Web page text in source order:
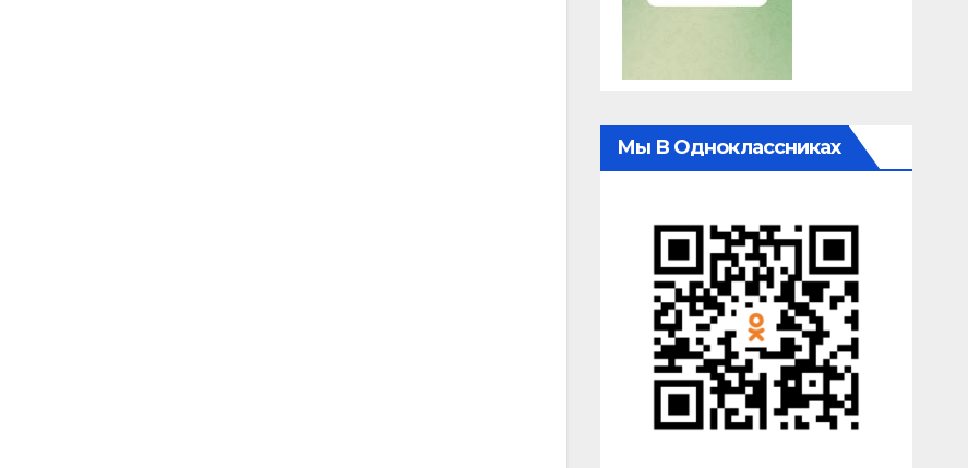
Мы В Одноклассниках